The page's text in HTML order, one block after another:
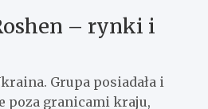
– rynki i
Grupa posiadała i
poza granicami kraju,